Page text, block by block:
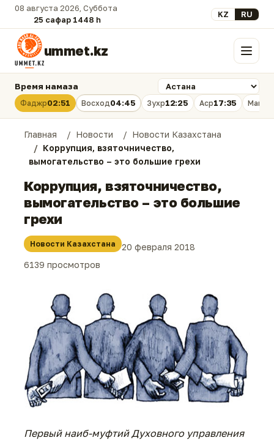
08 августа 2026, Суббота
25 сафар 1448 һ.
Выберите язык
KZ RU
ummet.kz Меню
Время намаза
Фаджр02:51 Восход04:45 Зухр12:25 Аср17:35
Главная Новости
Новости Казахстана
Коррупция, взяточничество,
вымогательство – это большие грехи
Коррупция, взяточничество,
вымогательство – это большие
грехи
Новости Казахстана
20 февраля 2018
6139 просмотров
Первый наиб-муфтий Духовного управления